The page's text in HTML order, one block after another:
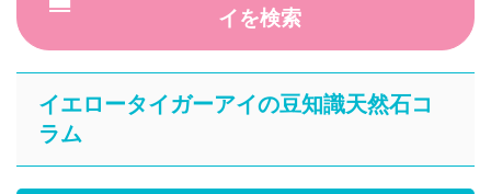
イを検索
イエロータイガーアイの豆知識天然石コ
ラム